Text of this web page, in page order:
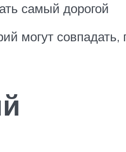
самый дорогой
могут